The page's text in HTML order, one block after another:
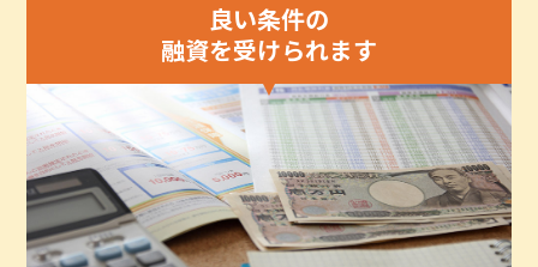
良い条件の
融資を受けられます